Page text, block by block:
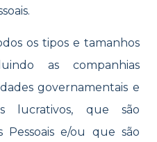
os tipos e tamanhos
as companhias
governamentais e
lucrativos, que são
Pessoais e/ou que são